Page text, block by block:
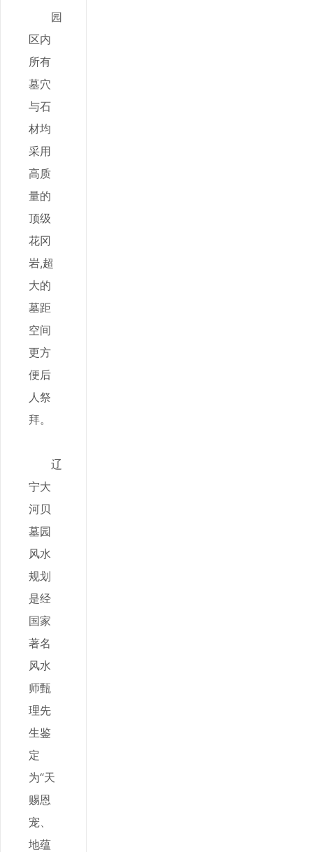
园
区内
所有
墓穴
与石
材均
采用
高质
量的
顶级
花冈
岩,超
大的
墓距
空间
更方
便后
人祭
拜。
辽
宁大
河贝
墓园
风水
规划
是经
国家
著名
风水
师甄
理先
生鉴
定
为“天
赐恩
宠、
地蕴